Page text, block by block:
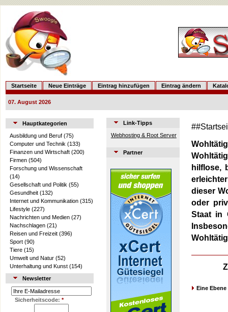
Startseite Neue Einträge Eintrag hinzufügen Eintrag ändern
07. August 2026
Hauptkategorien
Ausbildung und Beruf (75)
Computer und Technik (133)
Finanzen und Wirtschaft (200)
Firmen (504)
Forschung und Wissenschaft
(14)
Gesellschaft und Politik (55)
Gesundheit (132)
Internet und Kommunikation (315)
Lifestyle (227)
Nachrichten und Medien (27)
Nachschlagen (21)
Reisen und Freizeit (396)
Sport (90)
Tiere (15)
Umwelt und Natur (52)
Unterhaltung und Kunst (154)
Newsletter
Sicherheitscode: *
Link-Tipps
Webhosting & Root Server
Partner
hilflose,
dieser
oder
Staat in
Eine